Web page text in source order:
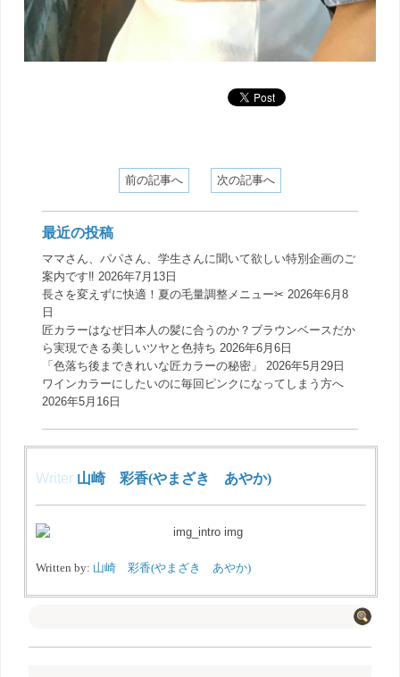
前の記事へ 次の記事へ
最近の投稿
ママさん、パパさん、学生さんに聞いて欲しい特別企画のご
案内です‼️ 2026年7月13日
長さを変えずに快適！夏の毛量調整メニュー✂︎ 2026年6月8
日
匠カラーはなぜ日本人の髪に合うのか？ブラウンベースだか
ら実現できる美しいツヤと色持ち 2026年6月6日
「色落ち後まできれいな匠カラーの秘密」
2026年5月29日
ワインカラーにしたいのに毎回ピンクになってしまう方へ
2026年5月16日
Writer 山崎 彩香(やまざき あやか)
Written by: 山崎 彩香(やまざき あやか)